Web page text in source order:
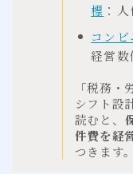
標 ：
コン
経営数
「税務
シフト設
読むと、
件費を経
つきます。